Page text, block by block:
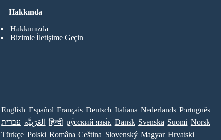
Hakkında
Hakkımızda
Bizimle İletişime Geçin
English Español Français Deutsch Italiana Nederlands Português
עברית العَرَبِيَّة हिन्दी ру́сский язы́к Dansk Svenska Suomi Norsk
Türkçe Polski Româna Ceština Slovenský Magyar Hrvatski